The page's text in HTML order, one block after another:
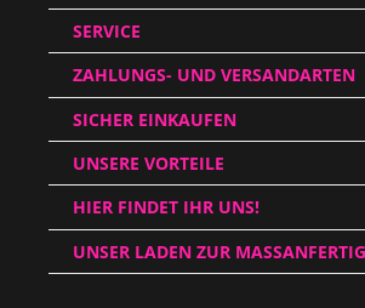
SERVICE
ZAHLUNGS- UND VERSANDARTEN
SICHER EINKAUFEN
UNSERE VORTEILE
HIER FINDET IHR UNS!
UNSER LADEN ZUR